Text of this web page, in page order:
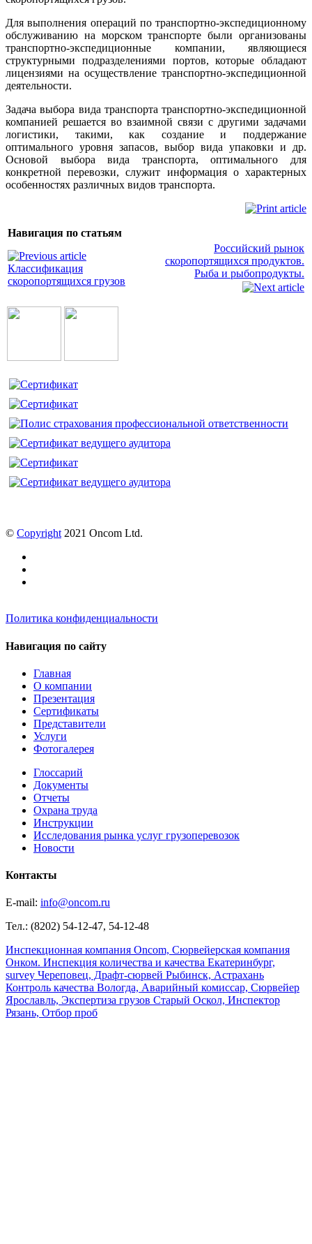
Для выполнения операций по транспортно-экспедиционному
обслуживанию на морском транспорте были организованы
транспортно-экспедиционные компании, являющиеся
структурными подразделениями портов, которые обладают
лицензиями на осуществление транспортно-экспедиционной
деятельности.
Задача выбора вида транспорта транспортно-экспедиционной
компанией решается во взаимной связи с другими задачами
логистики, такими, как создание и поддержание
оптимального уровня запасов, выбор вида упаковки и др.
Основой выбора вида транспорта, оптимального для
конкретной перевозки, служит информация о характерных
особенностях различных видов транспорта.
Навигация по статьям
Классификация
скоропортящихся грузов
Российский рынок
скоропортящихся продуктов.
Рыба и рыбопродукты.
© Copyright 2021 Oncom Ltd.
Политика конфиденциальности
Навигация по сайту
Главная
О компании
Презентация
Сертификаты
Представители
Услуги
Фотогалерея
Глоссарий
Документы
Отчеты
Охрана труда
Инструкции
Исследования рынка услуг грузоперевозок
Новости
Контакты
E-mail: info@oncom.ru
Тел.: (8202) 54-12-47, 54-12-48
Инспекционная компания Oncom, Сюрвейерская компания
Онком. Инспекция количества и качества Екатеринбург,
survey Череповец, Драфт-сюрвей Рыбинск, Астрахань
Контроль качества Вологда, Аварийный комиссар, Сюрвейер
Ярославль, Экспертиза грузов Старый Оскол, Инспектор
Рязань, Отбор проб